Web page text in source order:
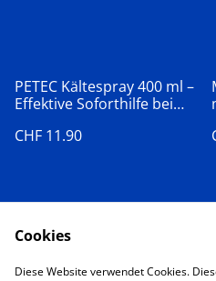
PETEC Kältespray 400 ml –
Effektive Soforthilfe bei
festsitzenden
CHF 11.90
Cookies
Diese Website verwendet Cookies.